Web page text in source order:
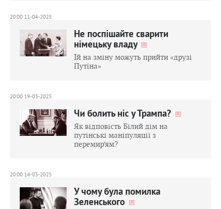
20:00 11-04-2025
Не поспішайте сварити
німецьку владу
Їй на зміну можуть прийти «друзі
Путіна»
20:00 19-03-2025
Чи болить ніс у Трампа?
Як відповість Білий дім на
путінські маніпуляції з
перемир’ям?
20:00 14-03-2025
У чому була помилка
Зеленського